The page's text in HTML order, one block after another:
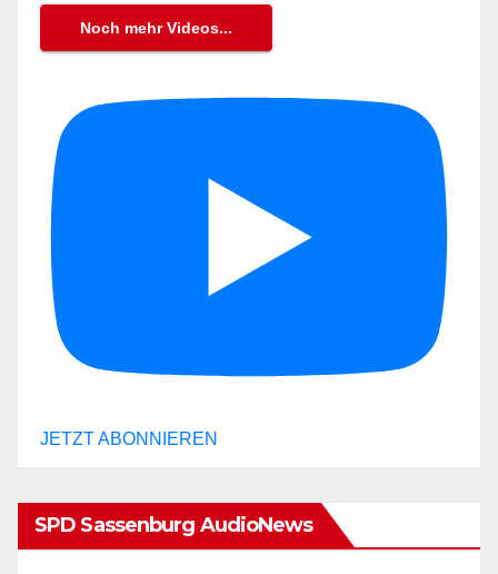
Noch mehr Videos...
JETZT ABONNIEREN
SPD Sassenburg AudioNews